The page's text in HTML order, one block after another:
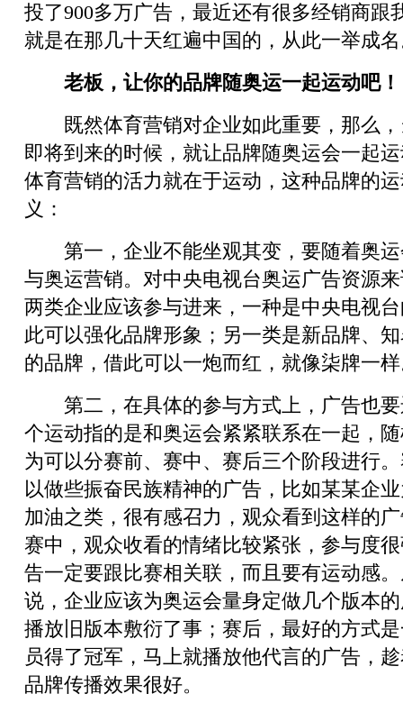
投了900多万广告，最近还有很多经销商跟
就是在那几十天红遍中国的，从此一举成
老板，让你的品牌随奥运一起运动吧！
既然体育营销对企业如此重要，那么，
即将到来的时候，就让品牌随奥运会一起
体育营销的活力就在于运动，这种品牌的
义：
第一，企业不能坐观其变，要随着奥运
与奥运营销。对中央电视台奥运广告资源
两类企业应该参与进来，一种是中央电视
此可以强化品牌形象；另一类是新品牌、
的品牌，借此可以一炮而红，就像柒牌一
第二，在具体的参与方式上，广告也要
个运动指的是和奥运会紧紧联系在一起，
为可以分赛前、赛中、赛后三个阶段进行
以做些振奋民族精神的广告，比如某某企
加油之类，很有感召力，观众看到这样的
赛中，观众收看的情绪比较紧张，参与度
告一定要跟比赛相关联，而且要有运动感
说，企业应该为奥运会量身定做几个版本
播放旧版本敷衍了事；赛后，最好的方式
员得了冠军，马上就播放他代言的广告，
品牌传播效果很好。